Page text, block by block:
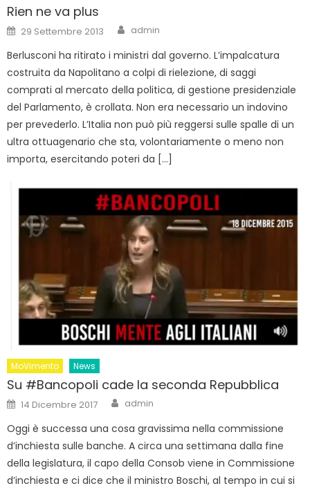
Rien ne va plus
Posted
on
29 Settembre 2013 Author
admin
Berlusconi ha ritirato i ministri dal governo. L’impalcatura
costruita da Napolitano a colpi di rielezione, di saggi
comprati al mercato della politica, di gestione presidenziale
del Parlamento, è crollata. Non era necessario un indovino
per prevederlo. L’Italia non può più reggersi sulle spalle di un
ultra ottuagenario che sta, volontariamente o meno non
importa, esercitando poteri da […]
MoVimento News
Su #Bancopoli cade la seconda Repubblica
Posted
on
14 Dicembre 2017 Author
admin
Oggi è successa una cosa gravissima nella commissione
d’inchiesta sulle banche. A circa una settimana dalla fine
della legislatura, il capo della Consob viene in Commissione
d’inchiesta e ci dice che il ministro Boschi, al tempo in cui si